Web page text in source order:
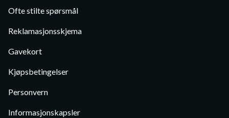
Ofte stilte spørsmål
Reklamasjonsskjema
Gavekort
Kjøpsbetingelser
Personvern
Informasjonskapsler